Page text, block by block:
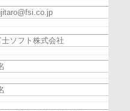
・団体名、部署名、役職、
番号、メールアドレス
法